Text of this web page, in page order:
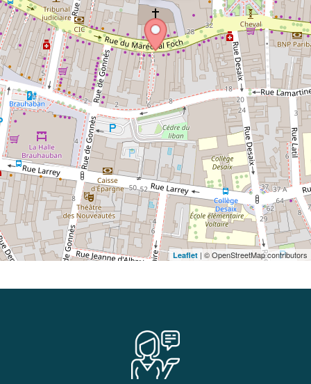
Leaflet | © OpenStreetMap contributors